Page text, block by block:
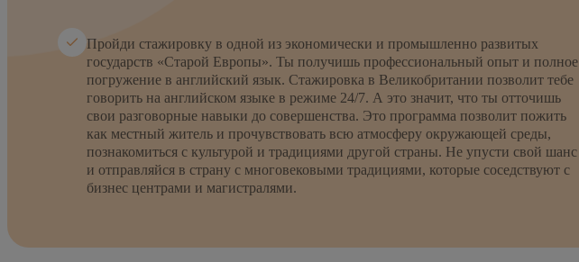
Пройди стажировку в одной из экономически и промышленно развитых
государств «Старой Европы». Ты получишь профессиональный опыт и полное
погружение в английский язык. Стажировка в Великобритании позволит тебе
говорить на английском языке в режиме 24/7. А это значит, что ты отточишь
свои разговорные навыки до совершенства. Это программа позволит пожить
как местный житель и прочувствовать всю атмосферу окружающей среды,
познакомиться с культурой и традициями другой страны. Не упусти свой шанс
и отправляйся в страну с многовековыми традициями, которые соседствуют с
бизнес центрами и магистралями.